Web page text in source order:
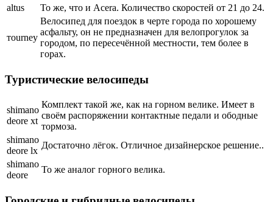
аltus
То же, что и Acera. Количество скоростей от 21 до 24.
тourney
Велосипед для поездок в черте города по хорошему
асфальту, он не предназначен для велопрогулок за
городом, по пересечённой местности, тем более в
горах.
Туристические велосипеды
shimano
deore xt
Комплект такой же, как на горном велике. Имеет в
своём распоряжении контактные педали и ободные
тормоза.
shimano
deore lx
Достаточно лёгок. Отличное дизайнерское решение..
shimano
deore
То же аналог горного велика.